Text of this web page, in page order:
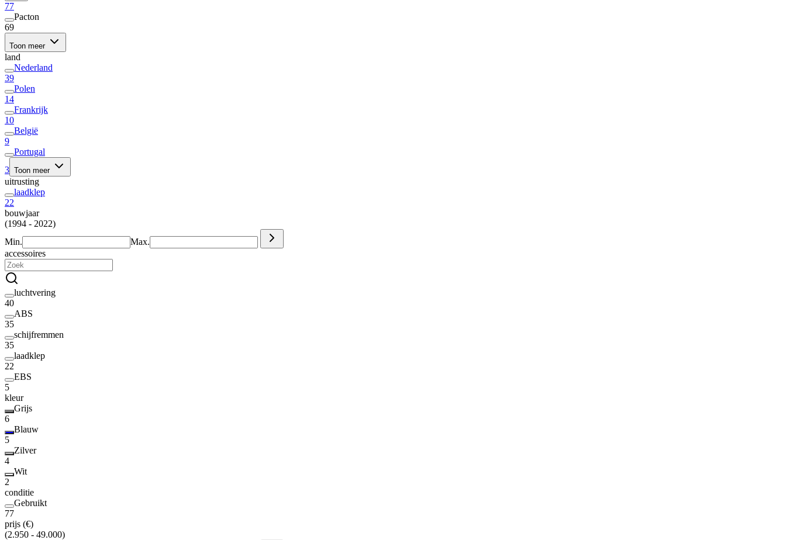
77
Pacton
69
Toon meer
land
Nederland
39
Polen
14
Frankrijk
10
België
9
Portugal
3 Toon meer
uitrusting
laadklep
22
bouwjaar
(1994 - 2022)
Min.
Max.
accessoires
luchtvering
40
ABS
35
schijfremmen
35
laadklep
22
EBS
5
kleur
Grijs
6
Blauw
5
Zilver
4
Wit
2
conditie
Gebruikt
77
prijs (€)
(2.950 - 49.000)